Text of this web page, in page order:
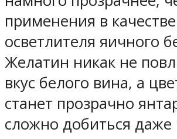
применения в качестве
осветлителя яичного
Желатин никак не
вкус белого вина, а
станет прозрачно
сложно добиться даже